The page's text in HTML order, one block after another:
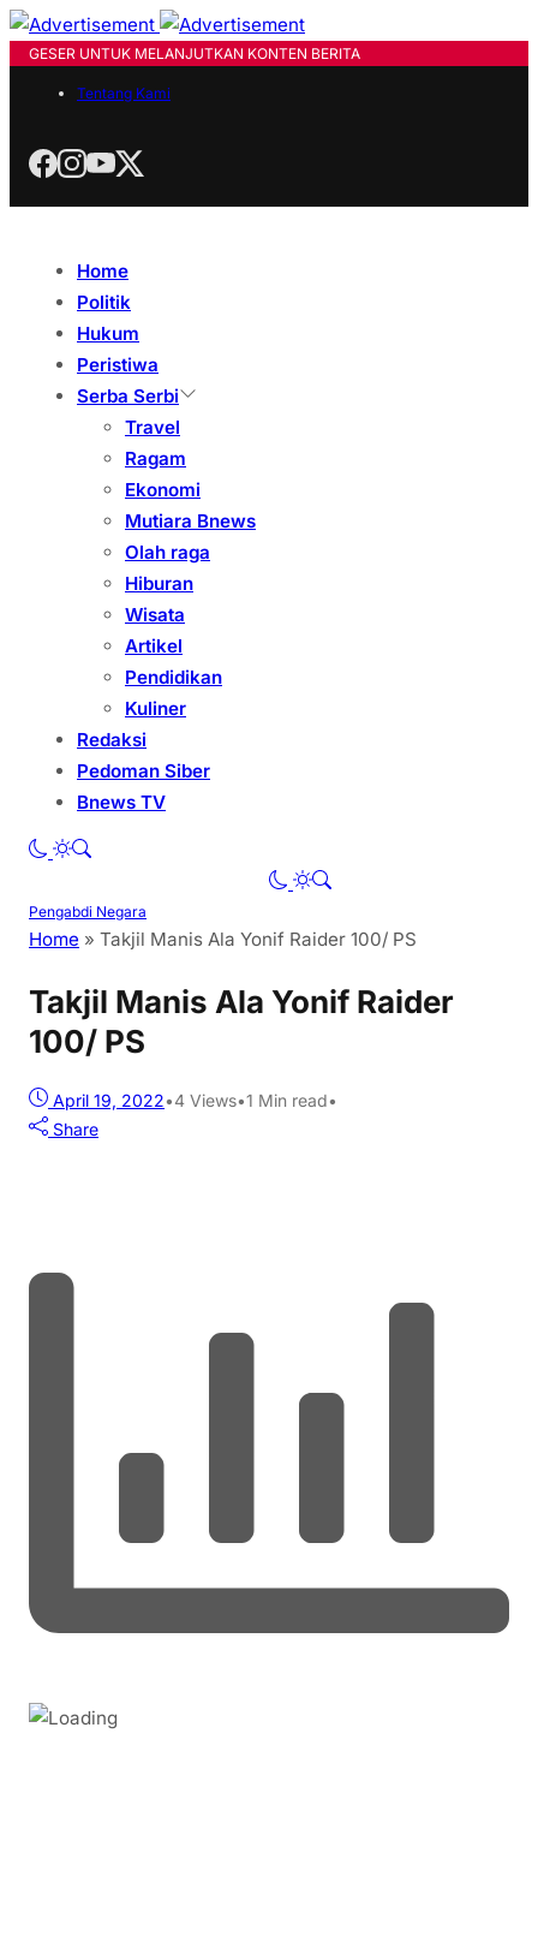
GESER UNTUK MELANJUTKAN KONTEN BERITA
Tentang Kami
Home
Politik
Hukum
Peristiwa
Serba Serbi
Travel
Ragam
Ekonomi
Mutiara Bnews
Olah raga
Hiburan
Wisata
Artikel
Pendidikan
Kuliner
Redaksi
Pedoman Siber
Bnews TV
Pengabdi Negara
Home » Takjil Manis Ala Yonif Raider 100/ PS
Takjil Manis Ala Yonif Raider
100/ PS
April 19, 2022•4 Views•1 Min read•
Share